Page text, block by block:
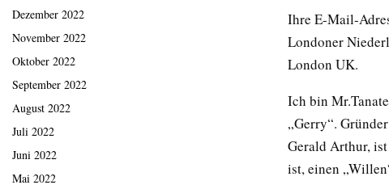
Ihre E-Mail-
Londoner
London UK.
Ich bin
„Gerry“.
Gerald Arthur,
ist, einen
Dezember 2022
November 2022
Oktober 2022
September 2022
August 2022
Juli 2022
Juni 2022
Mai 2022